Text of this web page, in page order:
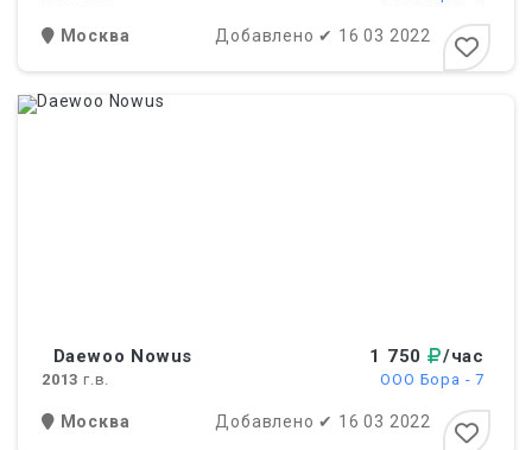
Москва Добавлено ✔ 16 03 2022
Daewoo Nowus 1 750 /час
2013 г.в. ООО Бора - 7
Москва Добавлено ✔ 16 03 2022